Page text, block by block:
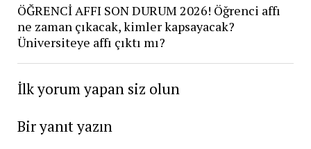
ÖĞRENCİ AFFI SON DURUM 2026! Öğrenci affı
ne zaman çıkacak, kimler kapsayacak?
Üniversiteye affı çıktı mı?
İlk yorum yapan siz olun
Bir yanıt yazın